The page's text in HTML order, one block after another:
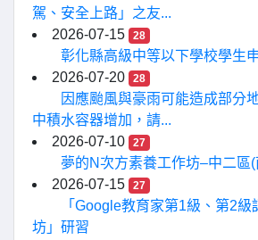
駕、安全上路」之友...
2026-07-15
28
彰化縣高級中等以下學校學生
2026-07-20
28
因應颱風與豪雨可能造成部分
中積水容器增加，請...
2026-07-10
27
夢的N次方素養工作坊–中二區
2026-07-15
27
「Google教育家第1級、第2
坊」研習